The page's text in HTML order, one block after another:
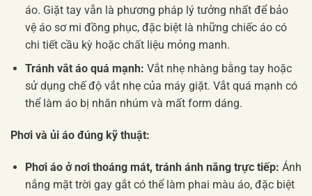
áo. Giặt tay vẫn là phương pháp lý tưởng nhất để bảo
vệ áo sơ mi đồng phục, đặc biệt là những chiếc áo có
chi tiết cầu kỳ hoặc chất liệu mỏng manh.
Tránh vắt áo quá mạnh: Vắt nhẹ nhàng bằng tay hoặc
sử dụng chế độ vắt nhẹ của máy giặt. Vắt quá mạnh có
thể làm áo bị nhăn nhúm và mất form dáng.
Phơi và ủi áo đúng kỹ thuật:
Phơi áo ở nơi thoáng mát, tránh ánh nắng trực tiếp: Ánh
nắng mặt trời gay gắt có thể làm phai màu áo, đặc biệt